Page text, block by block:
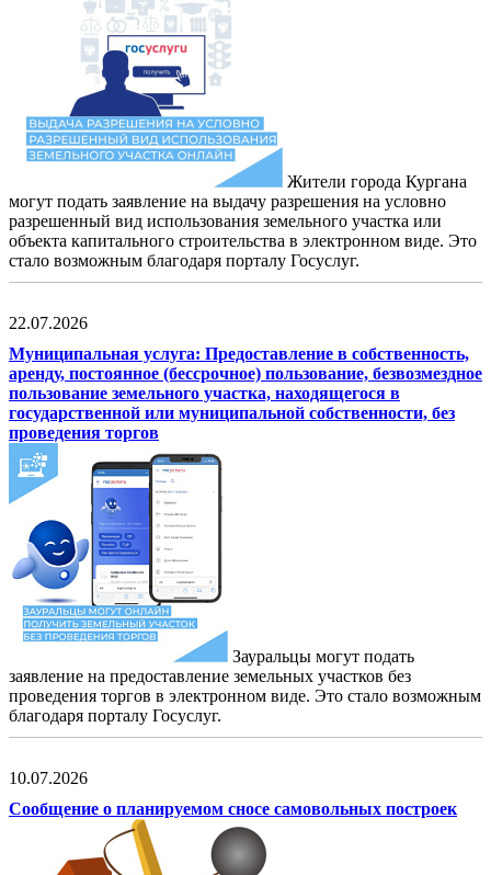
Жители города Кургана
могут подать заявление на выдачу разрешения на условно
разрешенный вид использования земельного участка или
объекта капитального строительства в электронном виде. Это
стало возможным благодаря порталу Госуслуг.
22.07.2026
Муниципальная услуга: Предоставление в собственность,
аренду, постоянное (бессрочное) пользование, безвозмездное
пользование земельного участка, находящегося в
государственной или муниципальной собственности, без
проведения торгов
Зауральцы могут подать
заявление на предоставление земельных участков без
проведения торгов в электронном виде. Это стало возможным
благодаря порталу Госуслуг.
10.07.2026
Сообщение о планируемом сносе самовольных построек